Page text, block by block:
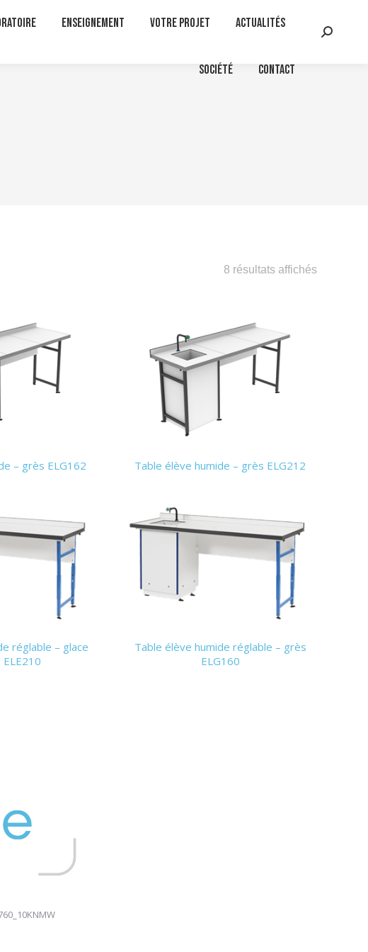
Enseignement Votre projet Actualités
Société Contact
8 résultats affichés
– grès ELG162 Table élève humide – grès ELG212
réglable – glace
Table élève humide réglable – grès
ELG160